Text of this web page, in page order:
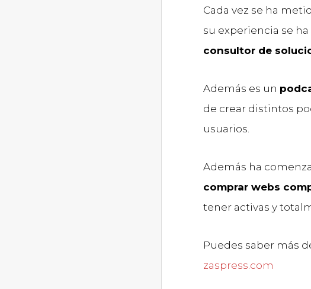
Cada vez se ha
su experiencia se
consultor de
Además es un
de crear distintos
usuarios.
Además ha
comprar webs
tener activas y
Puedes saber más
zaspress.com